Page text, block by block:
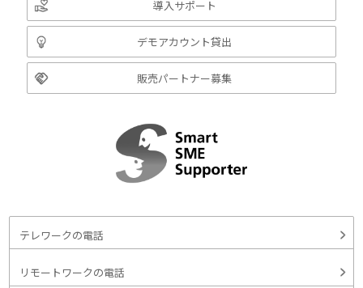
導入サポート
デモアカウント貸出
販売パートナー募集
テレワークの電話
リモートワークの電話